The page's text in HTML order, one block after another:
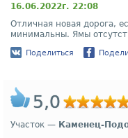
16.06.2022г. 22:08
Отличная новая дорога,
минимальны. Ямы
Поделиться
5,0
Участок — Каменец-